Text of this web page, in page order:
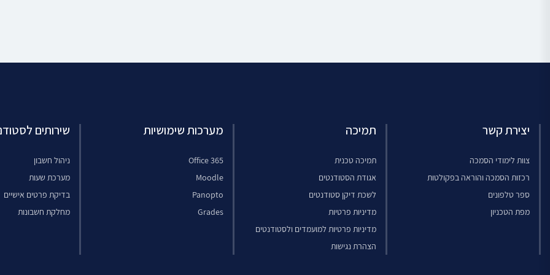
יצירת קשר
צוות לימודי הסמכה
רכזות הסמכה והוראה בפקולטות
ספר טלפונים
מפת הטכניון
תמיכה
תמיכה טכנית
אגודת הסטודנטים
לשכת דיקן סטודנטים
מדיניות פרטיות
מדיניות פרטיות למועמדים ולסטודנטים
הצהרת נגישות
מערכות שימושיות
Office 365
Moodle
Panopto
Grades
שירותים
ניהול חשבון
מערכת שעות
בדיקת פרטים אישיים
מחלקת חשבונות